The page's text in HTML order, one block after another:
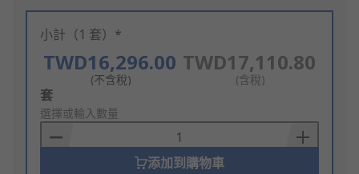
小計（1 套）*
TWD16,296.00
(不含稅)
TWD17,110.80
(含稅)
Add
to
Basket
套
選擇或輸入數量
添加到購物車